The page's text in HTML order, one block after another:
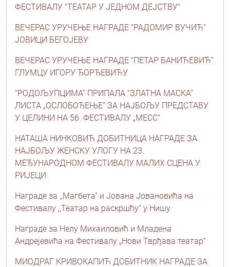
ФЕСТИВАЛУ "ТЕАТАР У ЈЕДНОМ ДЕЈСТВУ"
ВЕЧЕРАС УРУЧЕЊЕ НАГРАДЕ “РАДОМИР ВУЧИЋ”
ЈОВИЦИ БЕГОЈЕВУ
ВЕЧЕРАС УРУЧЕЊЕ НАГРАДЕ “ПЕТАР БАНИЋЕВИЋ”
ГЛУМЦУ ИГОРУ ЂОРЂЕВИЋУ
“РОДОЉУПЦИМА” ПРИПАЛА “ЗЛАТНА МАСКА“
ЛИСТА „ОСЛОБОЂЕЊЕ“ ЗА НАЈБОЉУ ПРЕДСТАВУ
У ЦЕЛИНИ НА 56. ФЕСТИВАЛУ „МЕСС“
НАТАША НИНКОВИЋ ДОБИТНИЦА НАГРАДЕ ЗА
НАЈБОЉУ ЖЕНСКУ УЛОГУ НА 23.
МЕЂУНАРОДНОМ ФЕСТИВАЛУ МАЛИХ СЦЕНА У
РИЈЕЦИ
Награде за ,,Магбета” и Јована Јовановића на
Фестивалу ,,Театар на раскршћу“ у Нишу
Награде за Нелу Михаиловић и Младена
Андрејевића на Фестивалу „Нови Тврђавa театар“
МИОДРАГ КРИВОКАПИЋ ДОБИТНИК НАГРАДЕ ЗА